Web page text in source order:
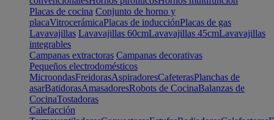
Placas de cocina Conjunto de horno y
placaVitrocerámicaPlacas de inducciónPlacas de gas
Lavavajillas Lavavajillas 60cmLavavajillas 45cmLavavajillas
integrables
Campanas extractoras Campanas decorativas
Pequeños electrodomésticos
MicroondasFreidorasAspiradoresCafeterasPlanchas de
asarBatidorasAmasadoresRobots de CocinaBalanzas de
CocinaTostadoras
Calefacción